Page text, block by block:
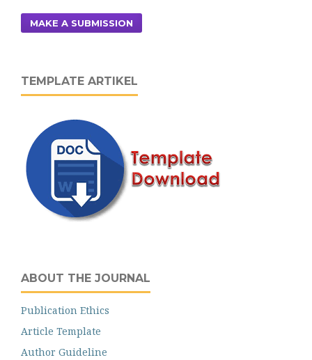
MAKE A SUBMISSION
TEMPLATE ARTIKEL
ABOUT THE JOURNAL
Publication Ethics
Article Template
Author Guideline